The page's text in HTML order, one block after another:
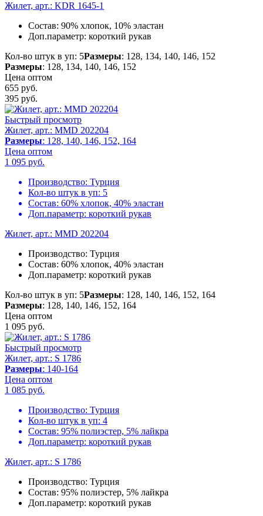
Жилет, арт.: KDR 1645-1
Состав: 90% хлопок, 10% эластан
Доп.параметр: короткий рукав
Кол-во штук в уп: 5Размеры: 128, 134, 140, 146, 152
Размеры: 128, 134, 140, 146, 152
Цена оптом
655 руб.
395 руб.
Быстрый просмотр
Жилет, арт.: MMD 202204
Размеры: 128, 140, 146, 152, 164
Цена оптом
1 095 руб.
Производство: Турция
Кол-во штук в уп: 5
Состав: 60% хлопок, 40% эластан
Доп.параметр: короткий рукав
Жилет, арт.: MMD 202204
Производство: Турция
Состав: 60% хлопок, 40% эластан
Доп.параметр: короткий рукав
Кол-во штук в уп: 5Размеры: 128, 140, 146, 152, 164
Размеры: 128, 140, 146, 152, 164
Цена оптом
1 095 руб.
Быстрый просмотр
Жилет, арт.: S 1786
Размеры: 140-164
Цена оптом
1 085 руб.
Производство: Турция
Кол-во штук в уп: 4
Состав: 95% полиэстер, 5% лайкра
Доп.параметр: короткий рукав
Жилет, арт.: S 1786
Производство: Турция
Состав: 95% полиэстер, 5% лайкра
Доп.параметр: короткий рукав